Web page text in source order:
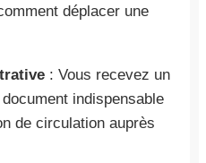
déplacer une
: Vous recevez un
indispensable
de circulation auprès